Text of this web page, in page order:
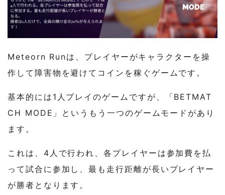
Meteorn Runは、プレイヤーがキャラクターを操
作して障害物を避けてコインを稼ぐゲームです。
基本的には1人プレイのゲームですが、「BETMAT
CH MODE」というもう一つのゲームモードがあり
ます。
これは、4人で行われ、各プレイヤーは参加費を払
って試合に参加し、最も走行距離が長いプレイヤー
が勝者となります。